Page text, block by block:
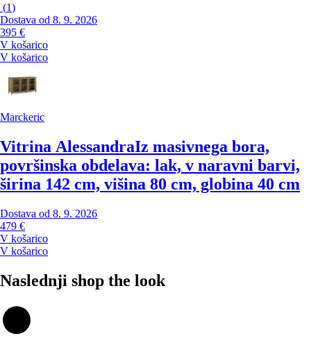
(1)
Dostava od 8. 9. 2026
395 €
V košarico
V košarico
Marckeric
Vitrina AlessandraIz masivnega bora,
površinska obdelava: lak, v naravni barvi,
širina 142 cm, višina 80 cm, globina 40 cm
Dostava od 8. 9. 2026
479 €
V košarico
V košarico
Naslednji shop the look